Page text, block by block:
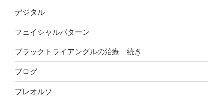
デジタル
フェイシャルパターン
ブラックトライアングルの治療 続き
ブログ
プレオルソ